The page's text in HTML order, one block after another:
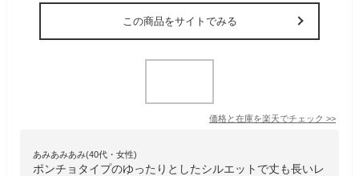
この商品をサイトでみる
価格と在庫を楽天でチェック >>
あみあみあみ(40代・女性)
ポンチョタイプのゆったりとしたシルエットで丈も長いレ